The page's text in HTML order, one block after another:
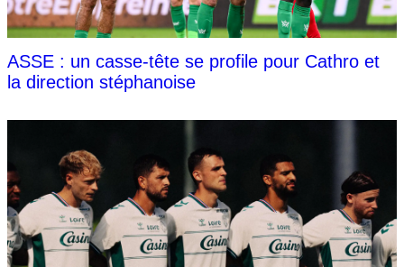
ASSE : un casse-tête se profile pour Cathro et
la direction stéphanoise